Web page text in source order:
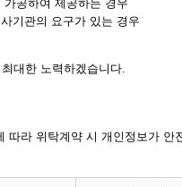
공하여 제공하는 경우
기관의 요구가 있는 경우
대한 노력하겠습니다.
라 위탁계약 시 개인정보가 안